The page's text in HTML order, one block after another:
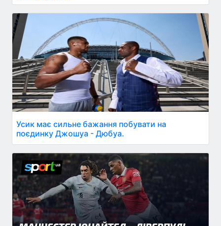
Усик має сильне бажання побувати на
поєдинку Джошуа - Дюбуа.